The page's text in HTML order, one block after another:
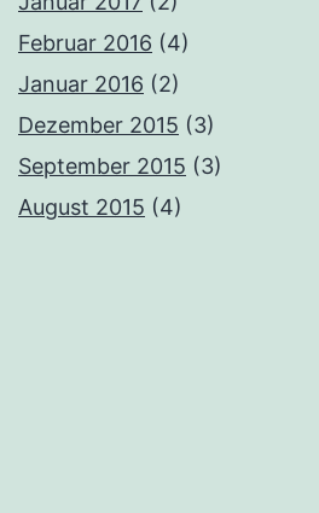
Februar 2016 (4)
Januar 2016 (2)
Dezember 2015 (3)
September 2015 (3)
August 2015 (4)